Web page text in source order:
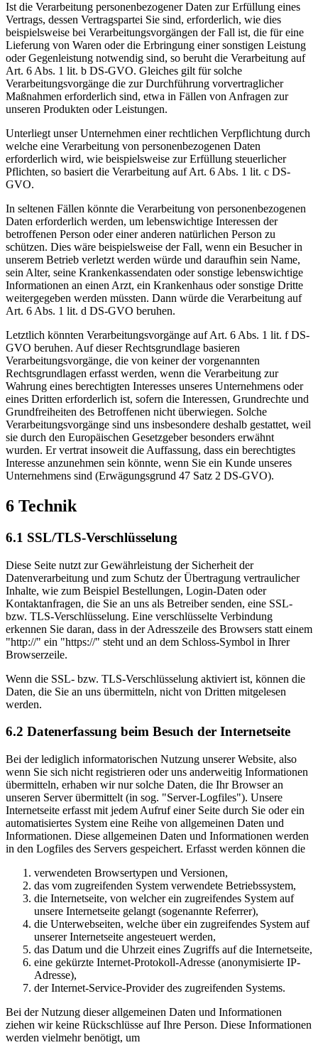
Ist die Verarbeitung personenbezogener Daten zur Erfüllung eines
Vertrags, dessen Vertragspartei Sie sind, erforderlich, wie dies
beispielsweise bei Verarbeitungsvorgängen der Fall ist, die für eine
Lieferung von Waren oder die Erbringung einer sonstigen Leistung
oder Gegenleistung notwendig sind, so beruht die Verarbeitung auf
Art. 6 Abs. 1 lit. b DS-GVO. Gleiches gilt für solche
Verarbeitungsvorgänge die zur Durchführung vorvertraglicher
Maßnahmen erforderlich sind, etwa in Fällen von Anfragen zur
unseren Produkten oder Leistungen.
Unterliegt unser Unternehmen einer rechtlichen Verpflichtung durch
welche eine Verarbeitung von personenbezogenen Daten
erforderlich wird, wie beispielsweise zur Erfüllung steuerlicher
Pflichten, so basiert die Verarbeitung auf Art. 6 Abs. 1 lit. c DS-
GVO.
In seltenen Fällen könnte die Verarbeitung von personenbezogenen
Daten erforderlich werden, um lebenswichtige Interessen der
betroffenen Person oder einer anderen natürlichen Person zu
schützen. Dies wäre beispielsweise der Fall, wenn ein Besucher in
unserem Betrieb verletzt werden würde und daraufhin sein Name,
sein Alter, seine Krankenkassendaten oder sonstige lebenswichtige
Informationen an einen Arzt, ein Krankenhaus oder sonstige Dritte
weitergegeben werden müssten. Dann würde die Verarbeitung auf
Art. 6 Abs. 1 lit. d DS-GVO beruhen.
Letztlich könnten Verarbeitungsvorgänge auf Art. 6 Abs. 1 lit. f DS-
GVO beruhen. Auf dieser Rechtsgrundlage basieren
Verarbeitungsvorgänge, die von keiner der vorgenannten
Rechtsgrundlagen erfasst werden, wenn die Verarbeitung zur
Wahrung eines berechtigten Interesses unseres Unternehmens oder
eines Dritten erforderlich ist, sofern die Interessen, Grundrechte und
Grundfreiheiten des Betroffenen nicht überwiegen. Solche
Verarbeitungsvorgänge sind uns insbesondere deshalb gestattet, weil
sie durch den Europäischen Gesetzgeber besonders erwähnt
wurden. Er vertrat insoweit die Auffassung, dass ein berechtigtes
Interesse anzunehmen sein könnte, wenn Sie ein Kunde unseres
Unternehmens sind (Erwägungsgrund 47 Satz 2 DS-GVO).
6 Technik
6.1 SSL/TLS-Verschlüsselung
Diese Seite nutzt zur Gewährleistung der Sicherheit der
Datenverarbeitung und zum Schutz der Übertragung vertraulicher
Inhalte, wie zum Beispiel Bestellungen, Login-Daten oder
Kontaktanfragen, die Sie an uns als Betreiber senden, eine SSL-
bzw. TLS-Verschlüsselung. Eine verschlüsselte Verbindung
erkennen Sie daran, dass in der Adresszeile des Browsers statt einem
"http://" ein "https://" steht und an dem Schloss-Symbol in Ihrer
Browserzeile.
Wenn die SSL- bzw. TLS-Verschlüsselung aktiviert ist, können die
Daten, die Sie an uns übermitteln, nicht von Dritten mitgelesen
werden.
6.2 Datenerfassung beim Besuch der Internetseite
Bei der lediglich informatorischen Nutzung unserer Website, also
wenn Sie sich nicht registrieren oder uns anderweitig Informationen
übermitteln, erhaben wir nur solche Daten, die Ihr Browser an
unseren Server übermittelt (in sog. "Server-Logfiles"). Unsere
Internetseite erfasst mit jedem Aufruf einer Seite durch Sie oder ein
automatisiertes System eine Reihe von allgemeinen Daten und
Informationen. Diese allgemeinen Daten und Informationen werden
in den Logfiles des Servers gespeichert. Erfasst werden können die
verwendeten Browsertypen und Versionen,
das vom zugreifenden System verwendete Betriebssystem,
die Internetseite, von welcher ein zugreifendes System auf
unsere Internetseite gelangt (sogenannte Referrer),
die Unterwebseiten, welche über ein zugreifendes System auf
unserer Internetseite angesteuert werden,
das Datum und die Uhrzeit eines Zugriffs auf die Internetseite,
eine gekürzte Internet-Protokoll-Adresse (anonymisierte IP-
Adresse),
der Internet-Service-Provider des zugreifenden Systems.
Bei der Nutzung dieser allgemeinen Daten und Informationen
ziehen wir keine Rückschlüsse auf Ihre Person. Diese Informationen
werden vielmehr benötigt, um